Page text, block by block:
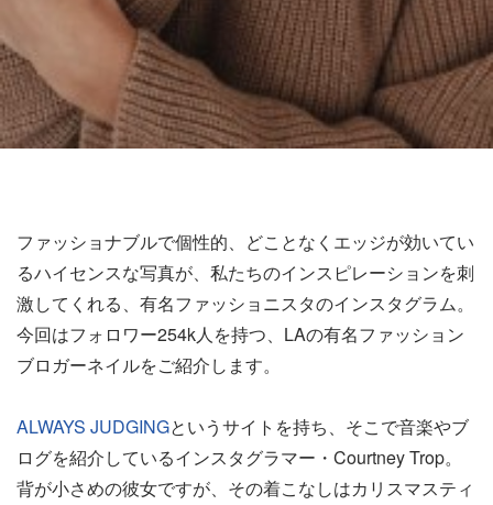
ファッショナブルで個性的、どことなくエッジが効いてい
るハイセンスな写真が、私たちのインスピレーションを刺
激してくれる、有名ファッショニスタのインスタグラム。
今回はフォロワー254k人を持つ、LAの有名ファッション
ブロガーネイルをご紹介します。
ALWAYS JUDGINGというサイトを持ち、そこで音楽やブ
ログを紹介しているインスタグラマー・Courtney Trop。
背が小さめの彼女ですが、その着こなしはカリスマスティ